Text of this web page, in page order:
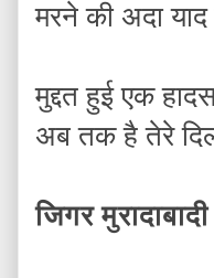
मरने की अदा
मुद्दत हुई एक
अब तक है तेरे
जिगर मुरादाबादी